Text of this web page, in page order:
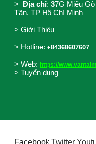
>Địa chỉ: 37G Miếu
Tân. TP Hồ Chí Minh
>Giới Thiệu
> Hotline: +84368607607
> Web: https://
>Tuyển dụng
Facebook Twitter